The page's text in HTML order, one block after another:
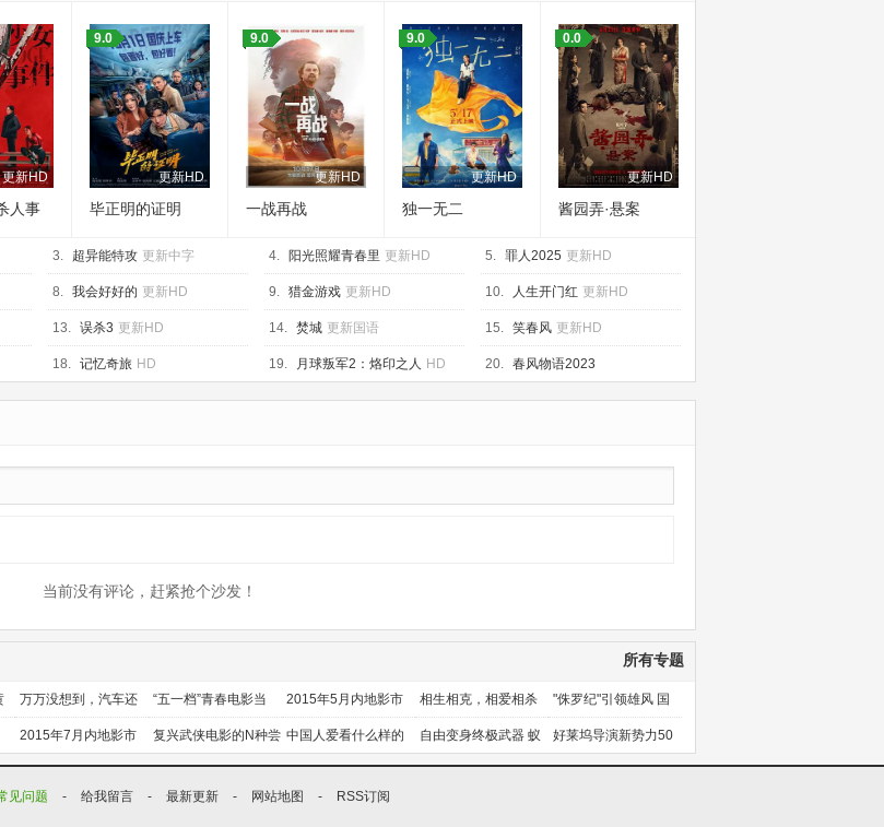
更新HD
人事
更新HD
9.0
毕正明的证明
更新HD
9.0
一战再战
更新HD
9.0
独一无二
更新HD
0.0
酱园弄·悬案
3. 超异能特攻 更新中字 4. 阳光照耀青春里 更新HD 5. 罪人2025 更新HD
8. 我会好好的 更新HD 9. 猎金游戏 更新HD 10. 人生开门红 更新HD
13. 误杀3 更新HD 14. 焚城 更新国语 15. 笑春风 更新HD
18. 记忆奇旅 HD 19. 月球叛军2：烙印之人 HD 20. 春风物语2023
当前没有评论，赶紧抢个沙发！
所有专题
万万没想到，汽车还
能干这个？
“五一档”青春电影当
道
2015年5月内地影市
前瞻
相生相克，相爱相杀 "侏罗纪"引领雄风 国
产片下旬逆袭
2015年7月内地影市
前瞻
复兴武侠电影的N种尝
试
中国人爱看什么样的
喜剧？
自由变身终极武器 蚁
人能力使用者大盘点
好莱坞导演新势力50
人上篇
见问题 - 给我留言 - 最新更新 - 网站地图 - RSS订阅